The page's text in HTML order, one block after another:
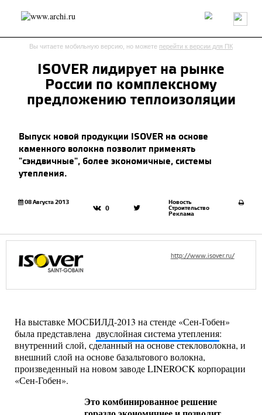
Россия Мир Технологии Интерьер Пресса
Архитекторы
Журнал
Исследование
Мнение
Репортаж
Рецензия Архитектура
Выставка
Дизайн
Иностранцы в России
Интерьер
Книги
Наследие Образование
Урбанистика
Эко
Вы читаете мобильную версию, но можете перейти к версии для ПК
ISOVER лидирует на рынке
России по комплексному
предложению теплоизоляции
Выпуск новой продукции ISOVER на основе
каменного волокна позволит применять
"сэндвичные", более экономичные, системы
утепления.
08 Августа 2013
0
Новость
Строительство
Реклама
http://www.isover.ru/
На выставке МОСБИЛД-2013 на стенде «Сен-Гобен»
была представлена двуслойная система утепления:
внутренний слой, сделанный на основе стекловолокна, и
внешний слой на основе базальтового волокна,
произведенный на новом заводе LINEROCK корпорации
«Сен-Гобен».
Это комбинированное решение